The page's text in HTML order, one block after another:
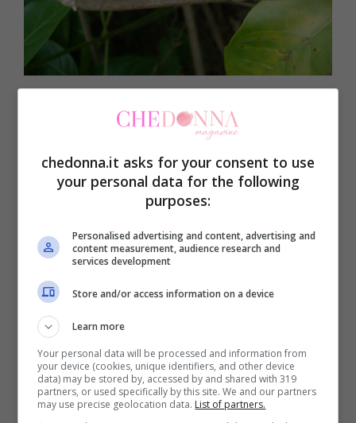
Questa pianta, veniva utilizzata già
foresta amazzonica.
Le proprietà curative
L’unghia di gatto è un potentissimo
antinfiammatorio per tutte le patologie di
origine reumatica, come artrite e
reumatismi. La parte della pianta che
viene utilizzata in fitoterapia è la corteccia
polverizzata.
chedonna.it asks for your consent to use
your personal data for the following
purposes:
Personalised advertising and content, advertising and
content measurement, audience research and
services development
Store and/or access information on a device
Learn more
Your personal data will be processed and information from
your device (cookies, unique identifiers, and other device
data) may be stored by, accessed by and shared with 319
partners, or used specifically by this site. We and our partners
may use precise geolocation data. List of partners.